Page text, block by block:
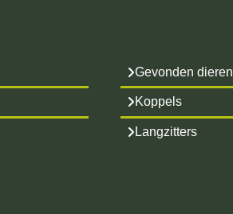
Gevonden dieren
Koppels
Langzitters